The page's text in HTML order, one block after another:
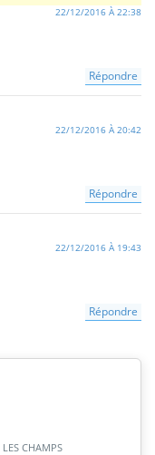
22/12/2016 À 22:38
Répondre
22/12/2016 À 20:42
Répondre
22/12/2016 À 19:43
Répondre
LES CHAMPS